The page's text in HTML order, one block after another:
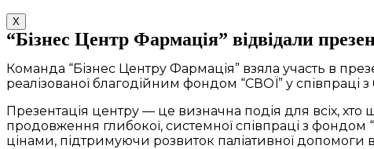
X
“Бізнес Центр Фармація” відвідали
Команда “Бізнес Центру Фармація” взяла участь в
реалізованої благодійним фондом “СВОЇ” у
Презентація центру — це визначна подія для всіх,
продовження глибокої, системної співпраці з
цінами, підтримуючи розвиток паліативної допомоги в